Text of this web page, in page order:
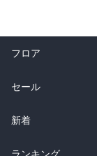
フロア
総合
ラノベ
雑誌・グラビア
セール
総合
ラノベ
新着
総合